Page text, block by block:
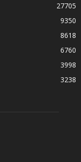
27705
9350
8618
6760
3998
3238